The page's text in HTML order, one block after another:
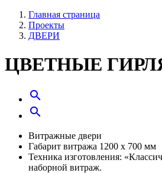
Главная страница
Проекты
ДВЕРИ
ЦВЕТНЫЕ
search
search
Витражные двери
Габарит витража 1200 х 700 мм
Техника изготовления:
наборной витраж.